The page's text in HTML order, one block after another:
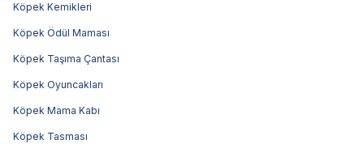
Köpek Kemikleri
Köpek Ödül Maması
Köpek Taşıma Çantası
Köpek Oyuncakları
Köpek Mama Kabı
Köpek Tasması